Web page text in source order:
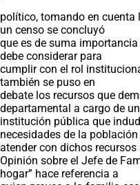
político, tomando en
un censo se concluyó
que es de suma
debe considerar para
cumplir con el rol
también se puso en
debate los recursos que
departamental a cargo de
institución pública que
necesidades de la población
atender con dichos
Opinión sobre el Jefe de
hogar” hace referencia a